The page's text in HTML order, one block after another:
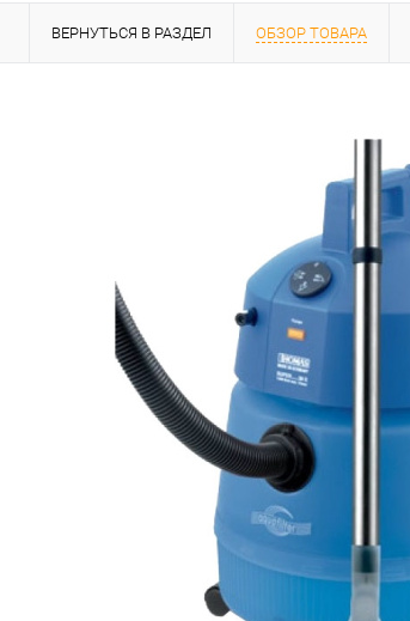
ВЕРНУТЬСЯ В РАЗДЕЛ ОБЗОР ТОВАРА